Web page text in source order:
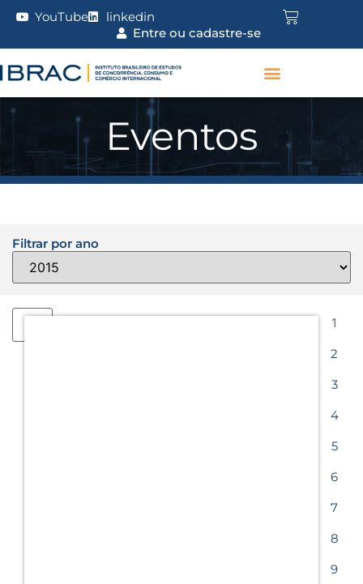
YouTube
linkedin
Entre ou cadastre-se
Eventos
Filtrar por ano
1
2
3
4
5
6
7
8
9